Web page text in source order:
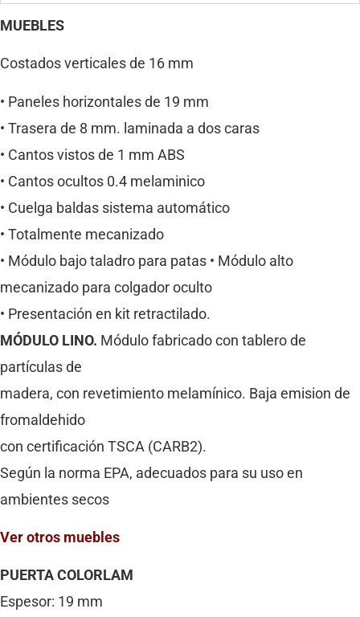
MUEBLES
Costados verticales de 16 mm
• Paneles horizontales de 19 mm
• Trasera de 8 mm. laminada a dos caras
• Cantos vistos de 1 mm ABS
• Cantos ocultos 0.4 melaminico
• Cuelga baldas sistema automático
• Totalmente mecanizado
• Módulo bajo taladro para patas • Módulo alto
mecanizado para colgador oculto
• Presentación en kit retractilado.
MÓDULO LINO. Módulo fabricado con tablero de
partículas de
madera, con revetimiento melamínico. Baja emision de
fromaldehido
con certificación TSCA (CARB2).
Según la norma EPA, adecuados para su uso en
ambientes secos
Ver otros muebles
PUERTA COLORLAM
Espesor: 19 mm